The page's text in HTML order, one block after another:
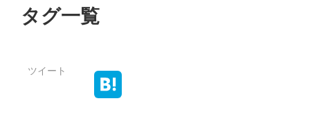
タグ一覧
ツイート